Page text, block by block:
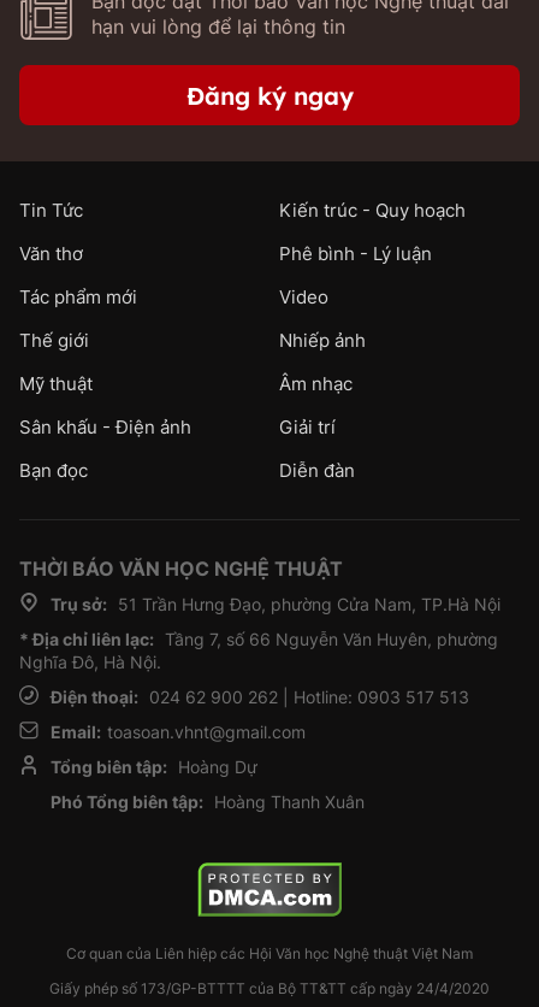
hạn vui lòng để lại thông tin
Đăng ký ngay
Tin Tức
Kiến trúc - Quy hoạch
Văn thơ
Phê bình - Lý luận
Tác phẩm mới
Video
Thế giới
Nhiếp ảnh
Mỹ thuật
Âm nhạc
Sân khấu - Điện ảnh
Giải trí
Bạn đọc
Diễn đàn
THỜI BÁO VĂN HỌC NGHỆ THUẬT
Trụ sở:
51 Trần Hưng Đạo, phường Cửa Nam, TP.Hà Nội
* Địa chỉ liên lạc: Tầng 7, số 66 Nguyễn Văn Huyên, phường
Nghĩa Đô, Hà Nội.
Điện thoại:
024 62 900 262 | Hotline: 0903 517 513
Email: toasoan.vhnt@gmail.com
Tổng biên tập:
Hoàng Dự
Phó Tổng biên tập:
Hoàng Thanh Xuân
Cơ quan của Liên hiệp các Hội Văn học Nghệ thuật Việt Nam
Giấy phép số 173/GP-BTTTT của Bộ TT&TT cấp ngày 24/4/2020